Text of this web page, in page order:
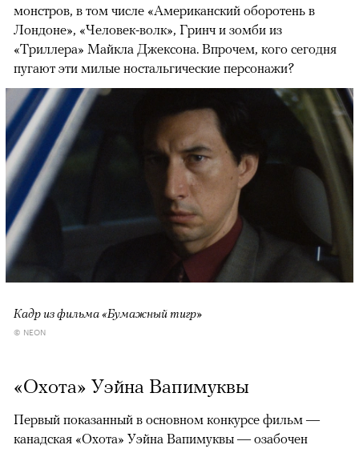
монстров, в том числе «Американский оборотень в
Лондоне», «Человек-волк», Гринч и зомби из
«Триллера» Майкла Джексона. Впрочем, кого сегодня
пугают эти милые ностальгические персонажи?
Кадр из фильма «Бумажный тигр»
© NEON
«Охота» Уэйна Вапимуквы
Первый показанный в основном конкурсе фильм —
канадская «Охота» Уэйна Вапимуквы — озабочен